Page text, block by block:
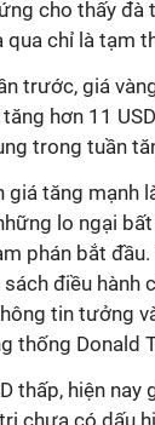
cho thấy đà
qua chỉ là tạm
trước, giá
tăng hơn 11
trong tuần
giá tăng mạnh
lo ngại
phán bắt
điều hành
tin tưởng
thống Donald
thấp, hiện
chưa có dấu